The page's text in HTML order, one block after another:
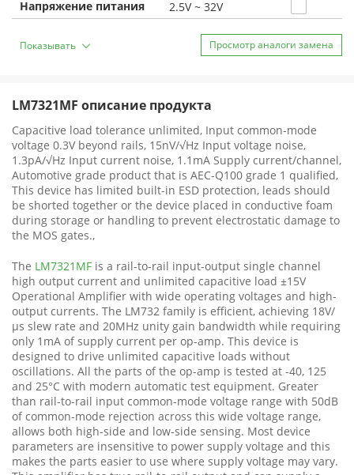
Напряжение питания 2.5V ~ 32V
Показывать Просмотр аналоги замена
LM7321MF описание продукта
Capacitive load tolerance unlimited, Input common-mode
voltage 0.3V beyond rails, 15nV/√Hz Input voltage noise,
1.3pA/√Hz Input current noise, 1.1mA Supply current/channel,
Automotive grade product that is AEC-Q100 grade 1 qualified,
This device has limited built-in ESD protection, leads should
be shorted together or the device placed in conductive foam
during storage or handling to prevent electrostatic damage to
the MOS gates.,
The LM7321MF is a rail-to-rail input-output single channel
high output current and unlimited capacitive load ±15V
Operational Amplifier with wide operating voltages and high-
output currents. The LM732 family is efficient, achieving 18V/
µs slew rate and 20MHz unity gain bandwidth while requiring
only 1mA of supply current per op-amp. This device is
designed to drive unlimited capacitive loads without
oscillations. All the parts of the op-amp is tested at -40, 125
and 25°C with modern automatic test equipment. Greater
than rail-to-rail input common-mode voltage range with 50dB
of common-mode rejection across this wide voltage range,
allows both high-side and low-side sensing. Most device
parameters are insensitive to power supply voltage and this
makes the parts easier to use where supply voltage may vary.